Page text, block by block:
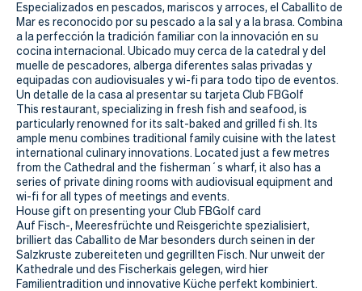
La
Federación
Federarse
Jugar
Aprender
Actualidad
Tienda
Especializados en pescados, mariscos y arroces, el Caballito de
Mar es reconocido por su pescado a la sal y a la brasa. Combina
a la perfección la tradición familiar con la innovación en su
cocina internacional. Ubicado muy cerca de la catedral y del
muelle de pescadores, alberga diferentes salas privadas y
equipadas con audiovisuales y wi-fi para todo tipo de eventos.
Un detalle de la casa al presentar su tarjeta Club FBGolf
This restaurant, specializing in fresh fish and seafood, is
particularly renowned for its salt-baked and grilled fi sh. Its
ample menu combines traditional family cuisine with the latest
international culinary innovations. Located just a few metres
from the Cathedral and the fisherman´s wharf, it also has a
series of private dining rooms with audiovisual equipment and
wi-fi for all types of meetings and events.
House gift on presenting your Club FBGolf card
Auf Fisch-, Meeresfrüchte und Reisgerichte spezialisiert,
brilliert das Caballito de Mar besonders durch seinen in der
Salzkruste zubereiteten und gegrillten Fisch. Nur unweit der
Kathedrale und des Fischerkais gelegen, wird hier
Familientradition und innovative Küche perfekt kombiniert.